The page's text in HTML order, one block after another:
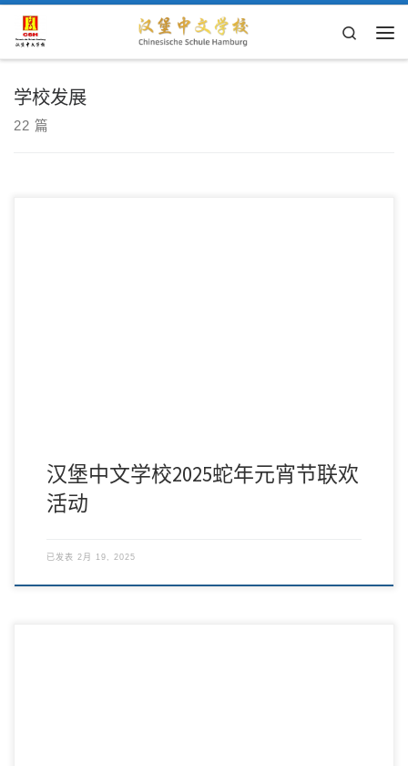
Skip to content
Search
学校发展
22 篇
汉堡中文学校2025蛇年元宵节联欢
活动
已发表 2月 19, 2025